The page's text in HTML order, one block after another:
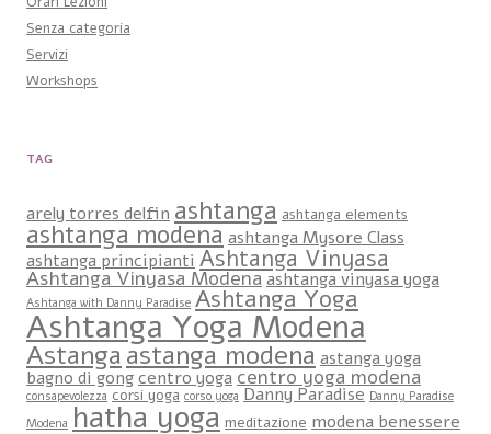
Senza categoria
Servizi
Workshops
TAG
arely torres delfin ashtanga ashtanga elements
ashtanga modenaashtanga Mysore Class
ashtanga principianti Ashtanga Vinyasa
Ashtanga Vinyasa Modenaashtanga vinyasa yoga
Ashtanga with Danny Paradise Ashtanga Yoga
Ashtanga Yoga Modena
Astangaastanga modena astanga yoga
bagno di gongcentro yogacentro yoga modena
consapevolezza corsi yoga corso yoga Danny Paradise Danny Paradise
Modena hatha yoga meditazione modena benessere